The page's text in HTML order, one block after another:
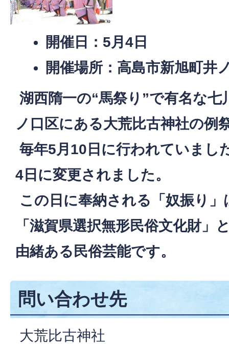
開催日：5月4日
開催場所：高島市新旭町井
湖西隋一の“馬祭り”で有名な七
ノ口区にある大荒比古神社の例
毎年5月10日に行われていまし
4日に変更されました。
この日に奉納される「奴振り
「滋賀県選択無形民俗文化財」
由緒ある民俗芸能です。
問い合わせ先
大荒比古神社